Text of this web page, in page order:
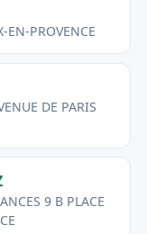
EN-PROVENCE
DE PARIS
9 B PLACE